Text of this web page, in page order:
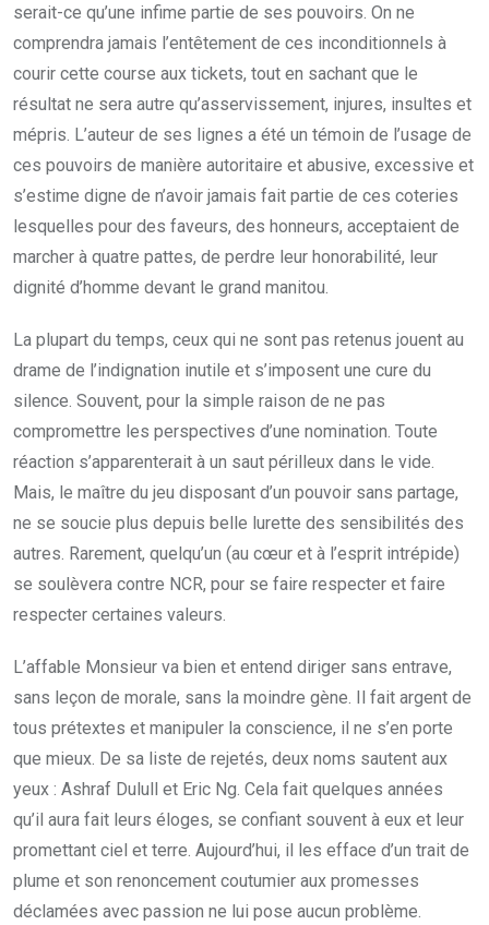
serait-ce qu’une infime partie de ses pouvoirs. On ne
comprendra jamais l’entêtement de ces inconditionnels à
courir cette course aux tickets, tout en sachant que le
résultat ne sera autre qu’asservissement, injures, insultes et
mépris. L’auteur de ses lignes a été un témoin de l’usage de
ces pouvoirs de manière autoritaire et abusive, excessive et
s’estime digne de n’avoir jamais fait partie de ces coteries
lesquelles pour des faveurs, des honneurs, acceptaient de
marcher à quatre pattes, de perdre leur honorabilité, leur
dignité d’homme devant le grand manitou.
La plupart du temps, ceux qui ne sont pas retenus jouent au
drame de l’indignation inutile et s’imposent une cure du
silence. Souvent, pour la simple raison de ne pas
compromettre les perspectives d’une nomination. Toute
réaction s’apparenterait à un saut périlleux dans le vide.
Mais, le maître du jeu disposant d’un pouvoir sans partage,
ne se soucie plus depuis belle lurette des sensibilités des
autres. Rarement, quelqu’un (au cœur et à l’esprit intrépide)
se soulèvera contre NCR, pour se faire respecter et faire
respecter certaines valeurs.
L’affable Monsieur va bien et entend diriger sans entrave,
sans leçon de morale, sans la moindre gène. Il fait argent de
tous prétextes et manipuler la conscience, il ne s’en porte
que mieux. De sa liste de rejetés, deux noms sautent aux
yeux : Ashraf Dulull et Eric Ng. Cela fait quelques années
qu’il aura fait leurs éloges, se confiant souvent à eux et leur
promettant ciel et terre. Aujourd’hui, il les efface d’un trait de
plume et son renoncement coutumier aux promesses
déclamées avec passion ne lui pose aucun problème.